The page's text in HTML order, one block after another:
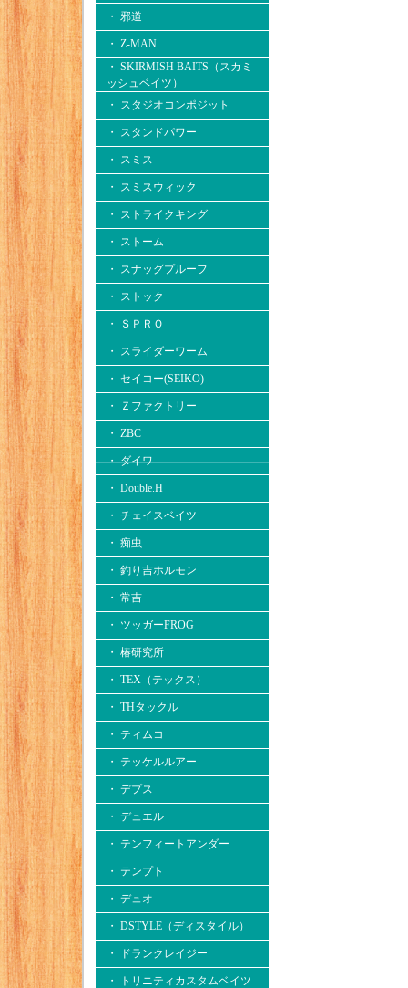
・ 邪道
・ Z-MAN
・ SKIRMISH BAITS（スカミ
ッシュベイツ）
・ スタジオコンポジット
・ スタンドパワー
・ スミス
・ スミスウィック
・ ストライクキング
・ ストーム
・ スナッグプルーフ
・ ストック
・ ＳＰＲＯ
・ スライダーワーム
・ セイコー(SEIKO)
・ Ｚファクトリー
・ ZBC
・ ダイワ
・ Double.H
・ チェイスベイツ
・ 痴虫
・ 釣り吉ホルモン
・ 常吉
・ ツッガーFROG
・ 椿研究所
・ TEX（テックス）
・ THタックル
・ ティムコ
・ テッケルルアー
・ デプス
・ デュエル
・ テンフィートアンダー
・ テンプト
・ デュオ
・ DSTYLE（ディスタイル）
・ ドランクレイジー
・ トリニティカスタムベイツ